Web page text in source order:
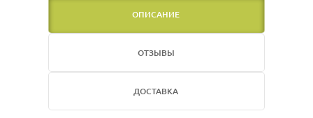
ОПИСАНИЕ
ОТЗЫВЫ
ДОСТАВКА